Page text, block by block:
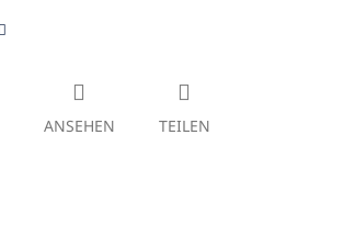
ANSEHEN TEILEN